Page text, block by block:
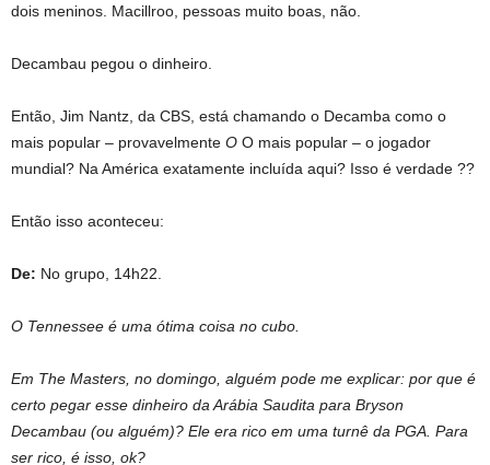
dois meninos. Macillroo, pessoas muito boas, não.
Decambau pegou o dinheiro.
Então, Jim Nantz, da CBS, está chamando o Decamba como o
mais popular – provavelmente O O mais popular – o jogador
mundial? Na América exatamente incluída aqui? Isso é verdade ??
Então isso aconteceu:
De: No grupo, 14h22.
O Tennessee é uma ótima coisa no cubo.
Em The Masters, no domingo, alguém pode me explicar: por que é
certo pegar esse dinheiro da Arábia Saudita para Bryson
Decambau (ou alguém)? Ele era rico em uma turnê da PGA. Para
ser rico, é isso, ok?